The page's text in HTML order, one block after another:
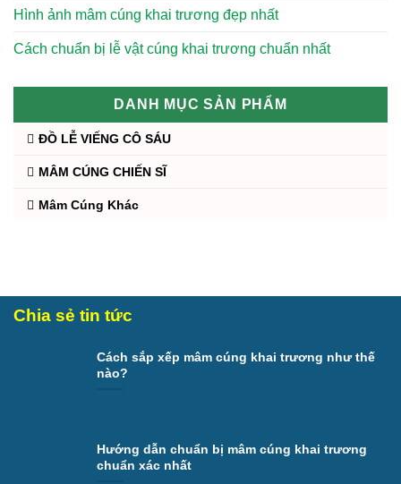
Hình ảnh mâm cúng khai trương đẹp nhất
Cách chuẩn bị lễ vật cúng khai trương chuẩn nhất
DANH MỤC SẢN PHẨM
ĐỒ LỄ VIẾNG CÔ SÁU
MÂM CÚNG CHIẾN SĨ
Mâm Cúng Khác
Chia sẻ tin tức
Cách sắp xếp mâm cúng khai trương như thế
nào?
Hướng dẫn chuẩn bị mâm cúng khai trương
chuẩn xác nhất